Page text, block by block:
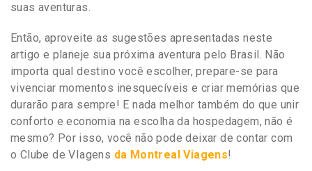
suas aventuras.
Então, aproveite as sugestões apresentadas neste
artigo e planeje sua próxima aventura pelo Brasil. Não
importa qual destino você escolher, prepare-se para
vivenciar momentos inesquecíveis e criar memórias que
durarão para sempre! E nada melhor também do que unir
conforto e economia na escolha da hospedagem, não é
mesmo? Por isso, você não pode deixar de contar com
o Clube de VIagens da Montreal Viagens!